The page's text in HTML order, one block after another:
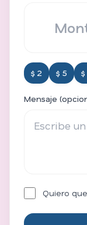
$ 2 $ 5 $
Mensaje
Quiero